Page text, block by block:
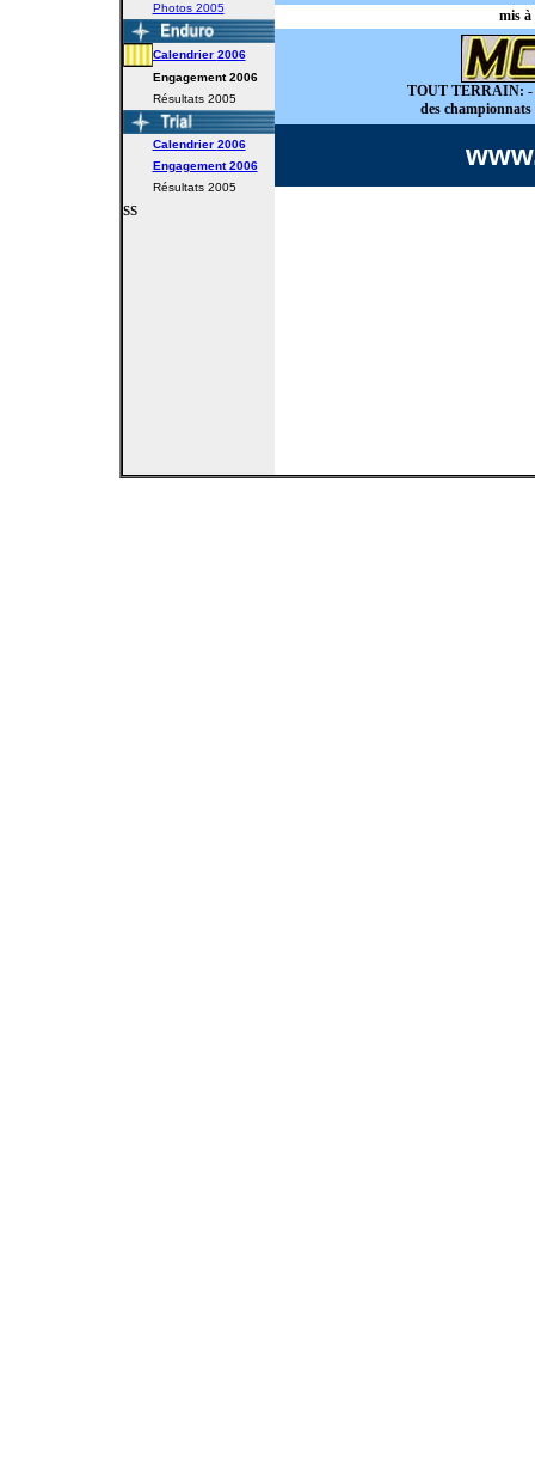
mis à
TOUT TERRAIN: -
des
Photos 2005
Calendrier 2006
Engagement2006
Résultats 2005
Calendrier 2006
Engagement2006
Résultats 2005
ss